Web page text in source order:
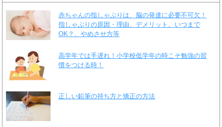
赤ちゃんの指しゃぶりは、脳の発達に必要不可欠！
指しゃぶりの原因・理由、デメリット、いつまで
OK？、やめさせ方等
高学年では手遅れ！小学校低学年の時こそ勉強の習
慣をつける時！
正しい鉛筆の持ち方と矯正の方法